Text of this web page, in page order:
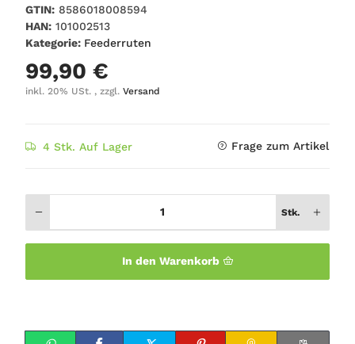
GTIN: 8586018008594
HAN: 101002513
Kategorie: Feederruten
99,90 €
inkl. 20% USt. , zzgl. Versand
4 Stk. Auf Lager Frage zum Artikel
Stk.
In den Warenkorb